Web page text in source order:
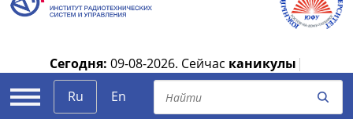
Сегодня: 09-08-2026. Сейчас каникулы |
Ru
En